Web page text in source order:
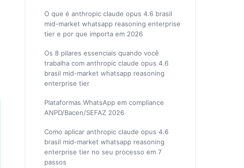
O que é anthropic claude opus 4.6 brasil
mid-market whatsapp reasoning enterprise
tier e por que importa em 2026
Os 8 pilares essenciais quando você
trabalha com anthropic claude opus 4.6
brasil mid-market whatsapp reasoning
enterprise tier
Plataformas WhatsApp em compliance
ANPD/Bacen/SEFAZ 2026
Como aplicar anthropic claude opus 4.6
brasil mid-market whatsapp reasoning
enterprise tier no seu processo em 7
passos